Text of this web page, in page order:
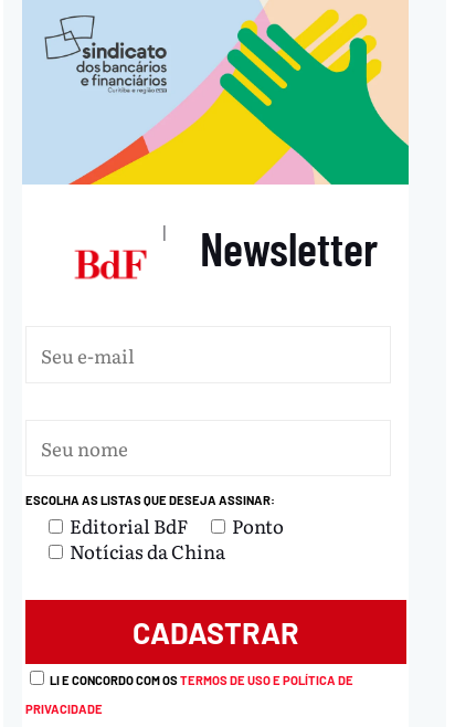
| Newsletter
ESCOLHA AS LISTAS QUE DESEJA ASSINAR:
Editorial BdF
Ponto
Notícias da China
LI E CONCORDO COM OSTERMOS DE USO E POLÍTICA DE
PRIVACIDADE